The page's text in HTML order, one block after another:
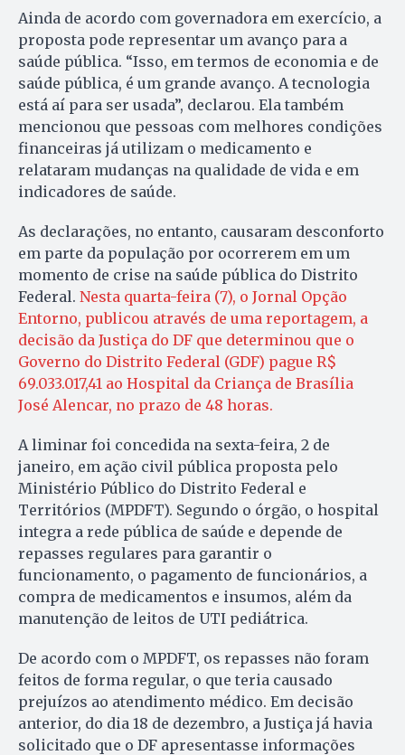
Ainda de acordo com governadora em exercício, a
proposta pode representar um avanço para a
saúde pública. “Isso, em termos de economia e de
saúde pública, é um grande avanço. A tecnologia
está aí para ser usada”, declarou. Ela também
mencionou que pessoas com melhores condições
financeiras já utilizam o medicamento e
relataram mudanças na qualidade de vida e em
indicadores de saúde.
As declarações, no entanto, causaram desconforto
em parte da população por ocorrerem em um
momento de crise na saúde pública do Distrito
Federal. Nesta quarta-feira (7), o Jornal Opção
Entorno, publicou através de uma reportagem, a
decisão da Justiça do DF que determinou que o
Governo do Distrito Federal (GDF) pague R$
69.033.017,41 ao Hospital da Criança de Brasília
José Alencar, no prazo de 48 horas.
A liminar foi concedida na sexta-feira, 2 de
janeiro, em ação civil pública proposta pelo
Ministério Público do Distrito Federal e
Territórios (MPDFT). Segundo o órgão, o hospital
integra a rede pública de saúde e depende de
repasses regulares para garantir o
funcionamento, o pagamento de funcionários, a
compra de medicamentos e insumos, além da
manutenção de leitos de UTI pediátrica.
De acordo com o MPDFT, os repasses não foram
feitos de forma regular, o que teria causado
prejuízos ao atendimento médico. Em decisão
anterior, do dia 18 de dezembro, a Justiça já havia
solicitado que o DF apresentasse informações